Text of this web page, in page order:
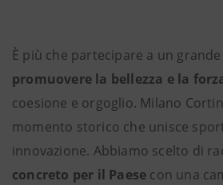
È più che partecipare a un
promuovere la bellezza e la
coesione e orgoglio. Milano
momento storico che unisce
innovazione. Abbiamo scelto di
concreto per il Paese con una